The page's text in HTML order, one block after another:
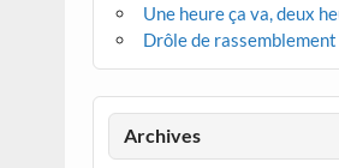
Une heure ça va, deux
Drôle de rassemblement
Archives